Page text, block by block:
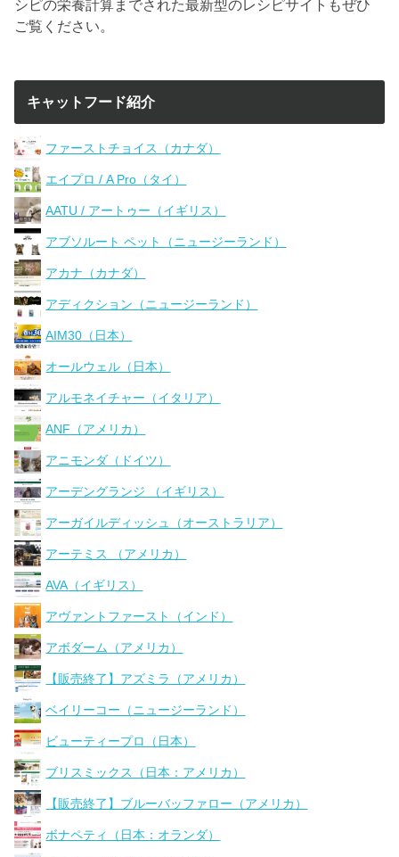
シピの栄養計算までされた最新型のレシピサイトもぜひ
ご覧ください。
キャットフード紹介
ファーストチョイス（カナダ）
エイプロ / A Pro（タイ）
AATU / アートゥー（イギリス）
アブソルート ペット（ニュージーランド）
アカナ（カナダ）
アディクション（ニュージーランド）
AIM30（日本）
オールウェル（日本）
アルモネイチャー（イタリア）
ANF（アメリカ）
アニモンダ（ドイツ）
アーデングランジ （イギリス）
アーガイルディッシュ（オーストラリア）
アーテミス （アメリカ）
AVA（イギリス）
アヴァントファースト（インド）
アボダーム（アメリカ）
【販売終了】アズミラ（アメリカ）
ベイリーコー（ニュージーランド）
ビューティープロ（日本）
ブリスミックス（日本：アメリカ）
【販売終了】ブルーバッファロー（アメリカ）
ボナペティ（日本：オランダ）